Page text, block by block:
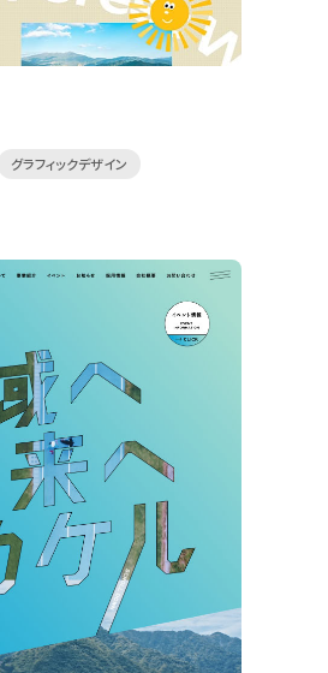
グラフィックデザイン